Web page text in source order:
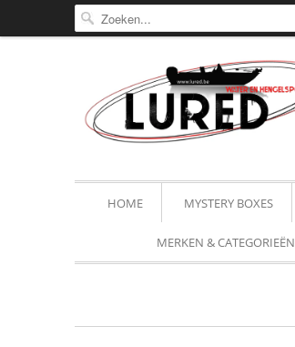
HOME MYSTERY BOXES
MERKEN & CATEGORIEËN